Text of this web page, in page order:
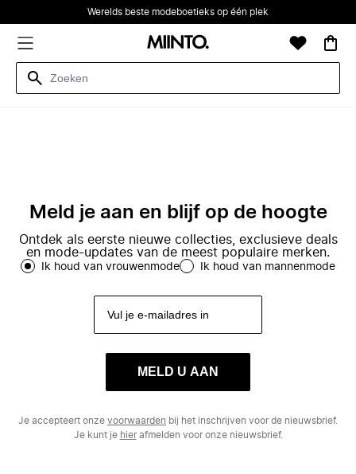
Werelds beste modeboetieks op één plek
Meld je aan en blijf op de hoogte
Ontdek als eerste nieuwe collecties, exclusieve deals
en mode-updates van de meest populaire merken.
Ik houd van vrouwenmode Ik houd van mannenmode
MELD U AAN
Je accepteert onze voorwaarden bij het inschrijven voor de nieuwsbrief.
Je kunt je hierafmelden voor onze nieuwsbrief.